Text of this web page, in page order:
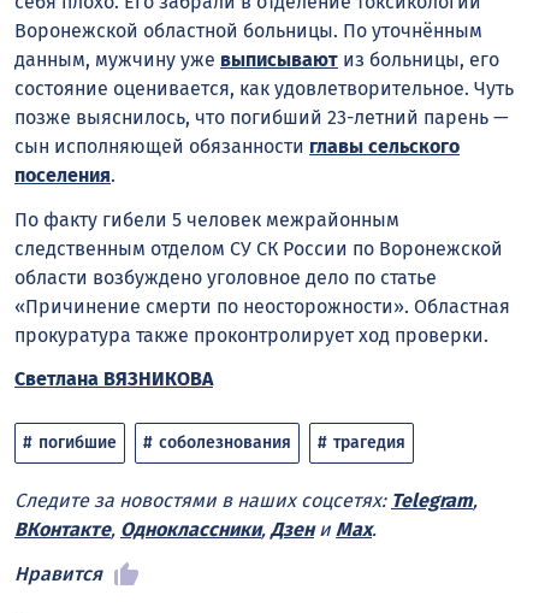
Воронежской областной больницы. По уточнённым
данным, мужчину уже выписывают из больницы, его
состояние оценивается, как удовлетворительное. Чуть
позже выяснилось, что погибший 23-летний парень —
сын исполняющей обязанности главы сельского
поселения.
По факту гибели 5 человек межрайонным
следственным отделом СУ СК России по Воронежской
области возбуждено уголовное дело по статье
«Причинение смерти по неосторожности». Областная
прокуратура также проконтролирует ход проверки.
Светлана ВЯЗНИКОВА
погибшие соболезнования трагедия
Следите за новостями в наших соцсетях: Telegram,
ВКонтакте, Одноклассники, Дзени Max.
Нравится